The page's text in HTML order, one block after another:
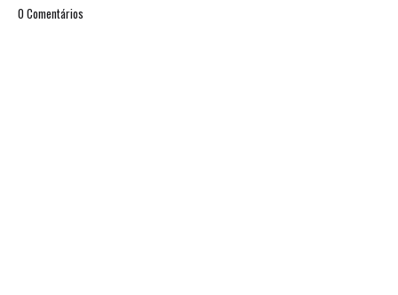
0 Comentários